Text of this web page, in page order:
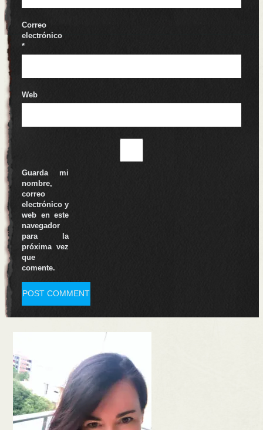
Correo
electrónico
*
Web
Guarda mi
nombre,
correo
electrónico y
web en este
navegador
para la
próxima vez
que
comente.